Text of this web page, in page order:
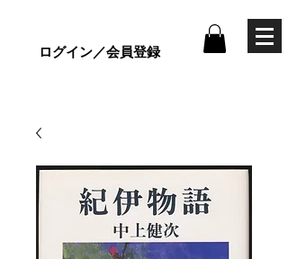
ログイン／会員登録